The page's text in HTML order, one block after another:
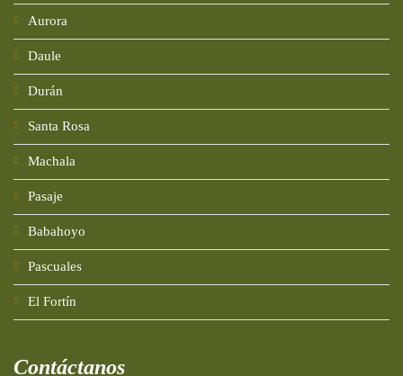
Aurora
Daule
Durán
Santa Rosa
Machala
Pasaje
Babahoyo
Pascuales
El Fortín
Contáctanos